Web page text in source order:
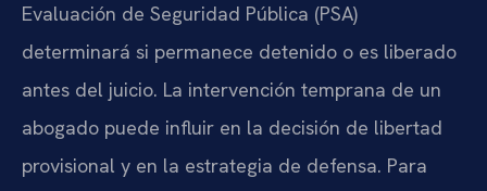
Evaluación de Seguridad Pública (PSA)
determinará si permanece detenido o es liberado
antes del juicio. La intervención temprana de un
abogado puede influir en la decisión de libertad
provisional y en la estrategia de defensa. Para